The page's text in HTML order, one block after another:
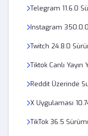
Telegram 11.6.0
Instagram
Twitch 24.8.0
Tiktok Canlı
Reddit Üzerinde
X Uygulaması
TikTok 36.5